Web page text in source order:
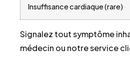
Insuffisance cardiaque (rare)
Signalez tout symptôme
médecin ou notre service